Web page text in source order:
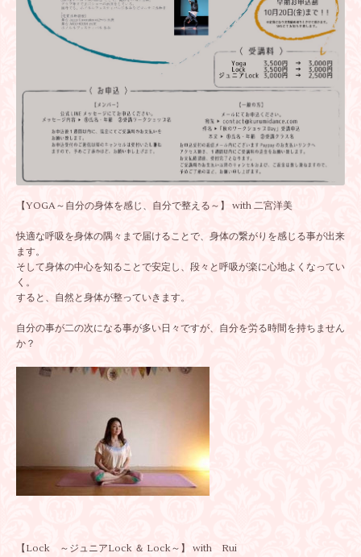
【YOGA～自分の身体を感じ、自分で整える～】 with 二宮洋美
快適な呼吸を身体の隅々まで届けることで、身体の繋がりを感じる事が出来
ます。
そして身体の中心を知ることで安定し、段々と呼吸が楽に心地よくなってい
く。
すると、自然と身体が整っていきます。
自分の事が二の次になる事が多い日々ですが、自分を労る時間を持ちません
か？
【Lock ～ジュニアLock ＆ Lock～】 with Rui